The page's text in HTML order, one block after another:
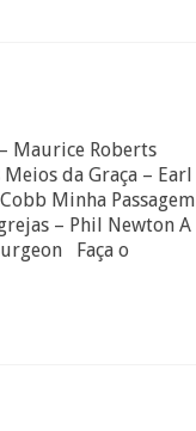
Maurice Roberts
da Graça – Earl
Minha Passagem
– Phil Newton A
Faça o